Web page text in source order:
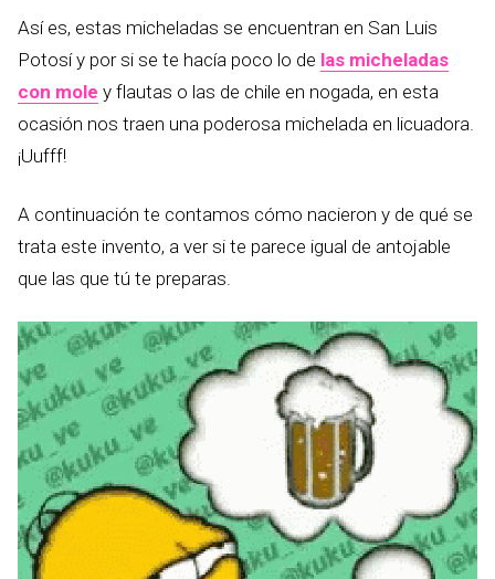
Así es, estas micheladas se encuentran en San Luis
Potosí y por si se te hacía poco lo de las micheladas
con mole y flautas o las de chile en nogada, en esta
ocasión nos traen una poderosa michelada en licuadora.
¡Uufff!
A continuación te contamos cómo nacieron y de qué se
trata este invento, a ver si te parece igual de antojable
que las que tú te preparas.